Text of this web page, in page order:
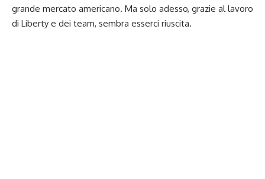
grande mercato americano. Ma solo adesso, grazie al lavoro
di Liberty e dei team, sembra esserci riuscita.